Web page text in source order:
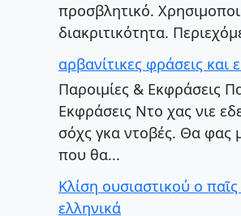
προσβλητικό.
διακριτικότητα.
αρβανίτικες φράσεις και
Παροιμίες & Εκφράσεις
Εκφράσεις Ντο χας νιε
σόχς γκα ντοβές. Θα φας
που θα...
Κλίση ουσιαστικού ο
ελληνικά